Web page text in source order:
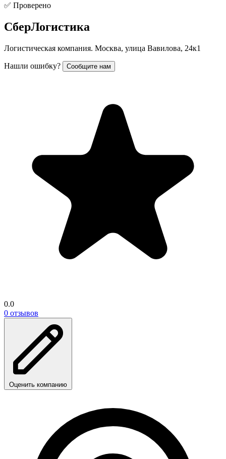
✅ Проверено
СберЛогистика
Логистическая компания. Москва, улица Вавилова, 24к1
Нашли ошибку? Сообщите нам
0.0
0 отзывов
Оценить компанию